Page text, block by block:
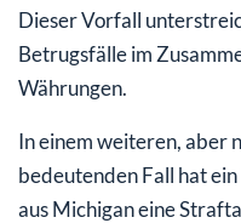
Dieser Vorfall
Betrugsfälle im
Währungen.
In einem weiteren, aber
bedeutenden Fall hat
aus Michigan eine